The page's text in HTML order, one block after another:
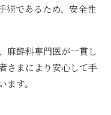
術であるため、安全性
麻酔科専門医が一貫し
さまにより安心して手
す。